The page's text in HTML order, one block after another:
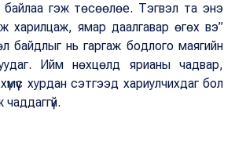
байлаа гэж төсөөлөе. Тэгвэл та энэ
харилцаж, ямар даалгавар өгөх вэ”
байдлыг нь гаргаж бодлого маягийн
Ийм нөхцөлд ярианы чадвар,
хурдан сэтгээд хариулчихдаг бол
чаддаггүй.